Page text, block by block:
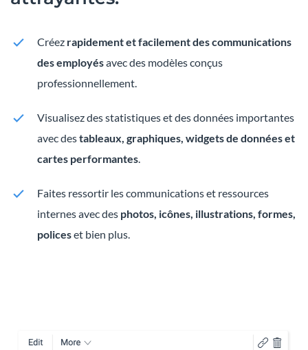
Créez rapidement et facilement des communications
des employésavec des modèles conçus
professionnellement.
Visualisez des statistiques et des données importantes
avec destableaux, graphiques, widgets de données et
cartes performantes
Faites ressortir les communications et ressources
internes avec des photos, icônes, illustrations, formes,
policeset bien plus.